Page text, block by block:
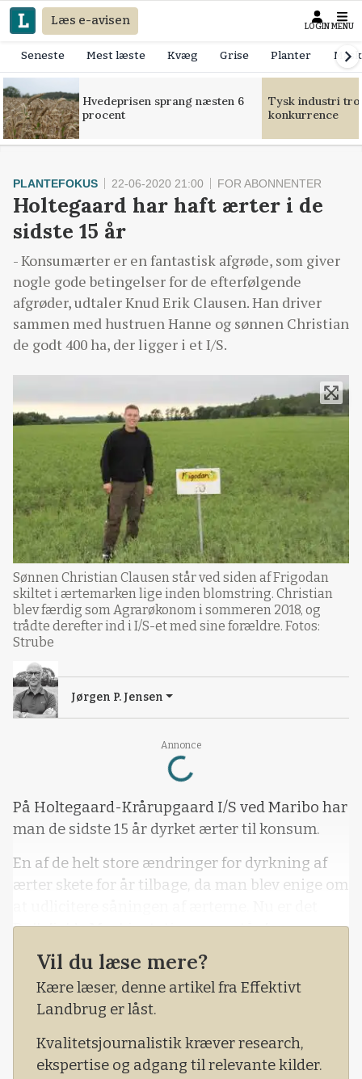
Læs e-avisen LOGIN MENU
Seneste Mest læste Kvæg Grise Planter
Hvedeprisen sprang næsten 6
procent
Tysk industri
konkurrence
Annonce
Loading...
PLANTEFOKUS 22-06-2020 21:00 FOR ABONNENTER
Holtegaard har haft ærter i de
sidste 15 år
- Konsumærter er en fantastisk afgrøde, som giver
nogle gode betingelser for de efterfølgende
afgrøder, udtaler Knud Erik Clausen. Han driver
sammen med hustruen Hanne og sønnen Christian
de godt 400 ha, der ligger i et I/S.
Sønnen Christian Clausen står ved siden af Frigodan
skiltet i ærtemarken lige inden blomstring. Christian
blev færdig som Agrarøkonom i sommeren 2018, og
trådte derefter ind i I/S-et med sine forældre. Fotos:
Strube
Jørgen P. Jensen
På Holtegaard-Krårupgaard I/S ved Maribo har
man de sidste 15 år dyrket ærter til konsum.
En af de helt store ændringer for dyrkning af
ærter skete for år tilbage, da man blev enige om
Døllefjelde Maskinstation, som står for
såningen.
Vil du læse mere?
Kære læser, denne artikel fra Effektivt
Landbrug er låst.
Kvalitetsjournalistik kræver research,
ekspertise og adgang til relevante kilder.